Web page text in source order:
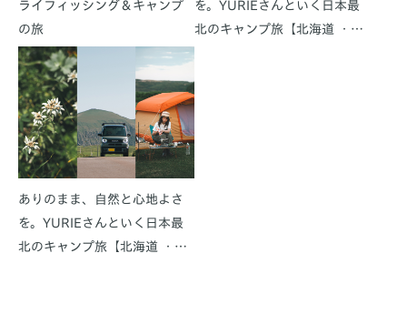
ライフィッシング＆キャンプ
の旅
を。YURIEさんといく日本最
北のキャンプ旅【北海道 ・礼
ありのまま、自然と心地よさ
を。YURIEさんといく日本最
北のキャンプ旅【北海道 ・礼